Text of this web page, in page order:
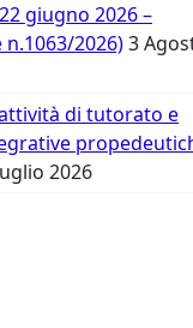
giugno 2026 –
2026)3
di tutorato e
2026